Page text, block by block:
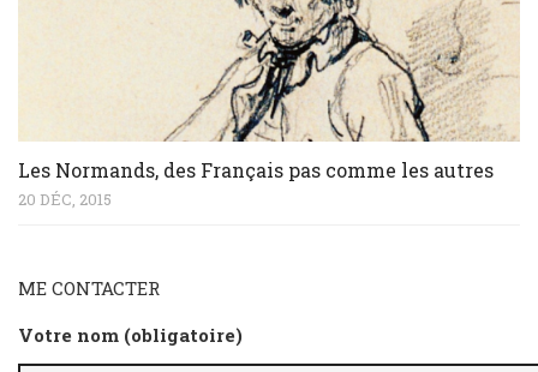
Les Normands, des Français pas comme les autres
20 DÉC, 2015
ME CONTACTER
Votre nom (obligatoire)